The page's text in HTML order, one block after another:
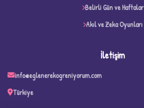
D
Belirli Gün ve Haftalar
Akıl ve Zeka Oyunları
İletişim
info@eglenerekogreniyorum.com
Türkiye